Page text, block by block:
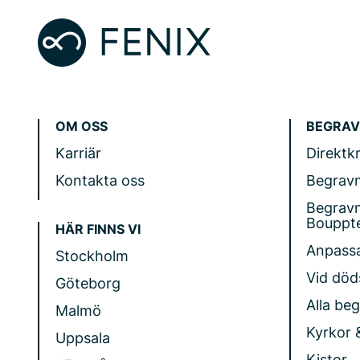
OM OSS
Karriär
Kontakta oss
HÄR FINNS VI
Stockholm
Göteborg
Malmö
Uppsala
Vid
Alla
Kyrkor